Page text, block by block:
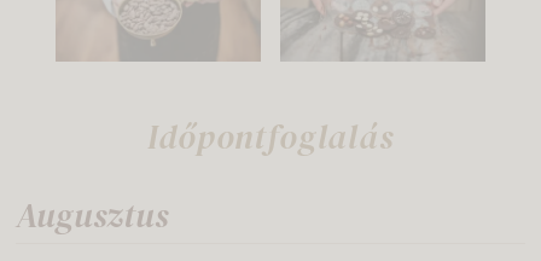
Időpontfoglalás
Augusztus